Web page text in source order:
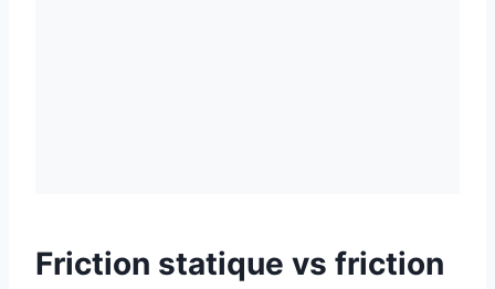
Friction statique vs friction